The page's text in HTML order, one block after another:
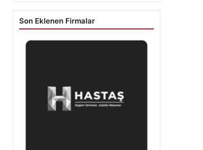
Son Eklenen Firmalar